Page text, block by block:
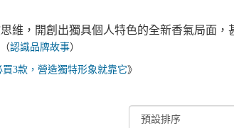
維，開創出獨具個人特色的全新香氣局面
（認識品牌故事）
3款，營造獨特形象就靠它》